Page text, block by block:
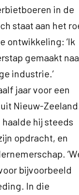
in de
staat aan het
ontwikkeling: ‘Ik
gemaakt
industrie.’
jaar voor een
Nieuw-
hij steeds
opdracht, en
bijvoorbeeld
In die